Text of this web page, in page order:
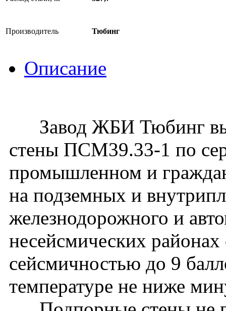
Производитель Тюбинг
Описание
Завод ЖБИ Тюбинг
стены ПСМ39.33-1 по
промышленном и
на подземных и
железнодорожного и
несейсмических районах
сейсмичностью до 9
температуре не ниже